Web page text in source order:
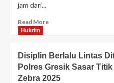
jam dari...
Read More
Hukrim
Disiplin Berlalu Lintas
Polres Gresik Sasar
Zebra 2025